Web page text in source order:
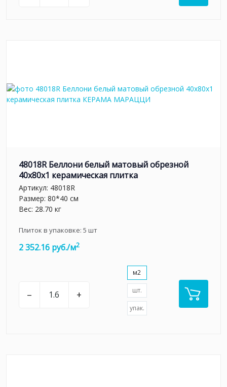
48018R Беллони белый матовый обрезной
40x80x1 керамическая плитка
Артикул: 48018R
Размер: 80*40 см
Вес: 28.70 кг
Плиток в упаковке: 5 шт
2 352.16 руб./м2
– +
м2
шт.
упак.